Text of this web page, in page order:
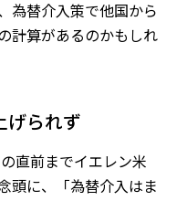
為替介入策で他国から
計算があるのかもしれ
げられず
直前までイエレン米
頭に、「為替介入はま